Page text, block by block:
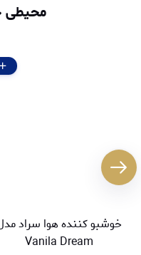
خوشبو کننده هوا سراد
Vanila Dream